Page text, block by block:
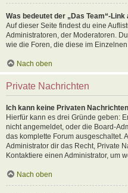
Was bedeutet der „Das Team“-
Auf dieser Seite findest du eine
Administratoren, der Moderatoren.
wie die Foren, die diese im Einzelnen
Nach oben
Private Nachrichten
Ich kann keine Privaten
Hierfür kann es drei Gründe geben:
nicht angemeldet, oder die Board-
das komplette Forum ausgeschaltet.
Administrator dir das Recht, Private
Kontaktiere einen Administrator, um
Nach oben